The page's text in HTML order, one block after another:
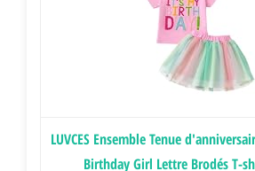
LUVCES Ensemble Tenue
Birthday Girl Lettre Brodés T-